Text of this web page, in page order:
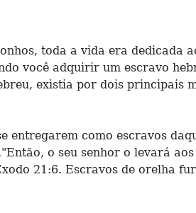
toda a vida era dedicada
você adquirir um escravo
existia por dois principais
como escravos
o seu senhor o levará
21:6. Escravos de orelha